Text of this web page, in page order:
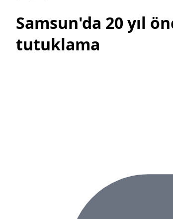
Samsun'da 20 yıl
tutuklama